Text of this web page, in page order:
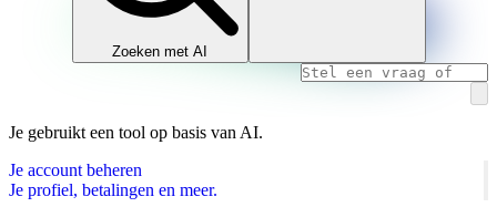
Zoeken met AI
Je gebruikt een tool op basis van AI.
Je account beheren
Je profiel, betalingen en meer.